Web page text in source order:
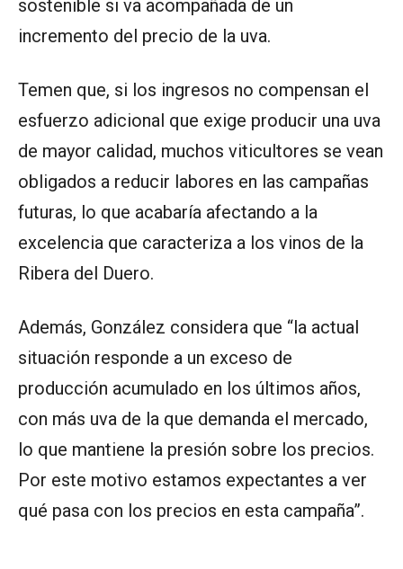
sostenible si va acompañada de un
incremento del precio de la uva.
Temen que, si los ingresos no compensan el
esfuerzo adicional que exige producir una uva
de mayor calidad, muchos viticultores se vean
obligados a reducir labores en las campañas
futuras, lo que acabaría afectando a la
excelencia que caracteriza a los vinos de la
Ribera del Duero.
Además, González considera que “la actual
situación responde a un exceso de
producción acumulado en los últimos años,
con más uva de la que demanda el mercado,
lo que mantiene la presión sobre los precios.
Por este motivo estamos expectantes a ver
qué pasa con los precios en esta campaña”.